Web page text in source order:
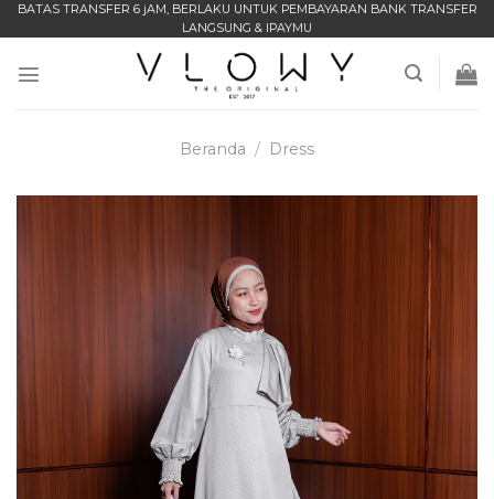
Skip
to
BATAS TRANSFER 6 jAM, BERLAKU UNTUK PEMBAYARAN BANK TRANSFER
LANGSUNG & IPAYMU
Beranda / Dress